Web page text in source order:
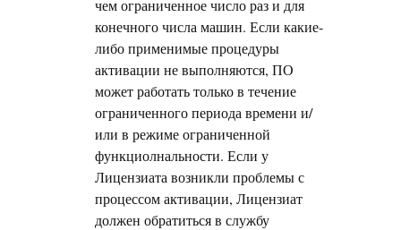
чем ограниченное число раз и для
конечного числа машин. Если какие-
либо применимые процедуры
активации не выполняются, ПО
может работать только в течение
ограниченного периода времени и/
или в режиме ограниченной
функциолнальности. Если у
Лицензиата возникли проблемы с
процессом активации, Лицензиат
должен обратиться в службу